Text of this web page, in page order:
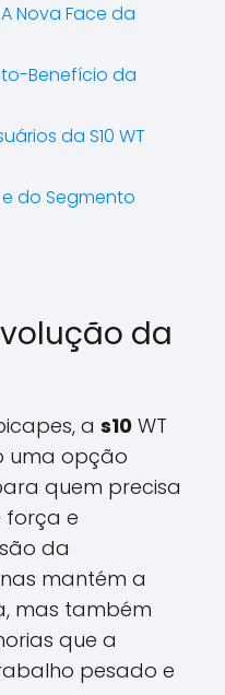
Nova Face da
Benefício da
da S10 WT
e do Segmento
da
a s10 WT
uma opção
quem precisa
força e
da
mantém a
mas também
que a
pesado e